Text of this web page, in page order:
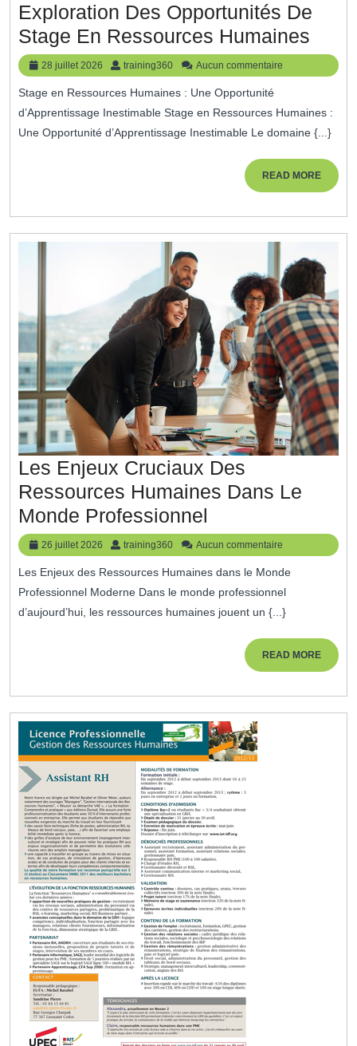
Exploration Des Opportunités De
Stage En Ressources Humaines
Des
De
En
28 juillet 2026
28
juillet
2026
training360 training360
Aucun commentaire
Stage en Ressources Humaines : Une Opportunité
d’Apprentissage Inestimable Stage en Ressources Humaines :
Une Opportunité d’Apprentissage Inestimable Le domaine {...}
READ MOREREAD
MORE
Les Enjeux Cruciaux Des
Ressources Humaines Dans Le
Monde Professionnel
Enjeux
Cruciaux
Des
Ressources
Humaines
Dans
Professionnel
26 juillet 2026
26
juillet
2026
training360 training360
Aucun commentaire
Les Enjeux des Ressources Humaines dans le Monde
Professionnel Moderne Dans le monde professionnel
d’aujourd’hui, les ressources humaines jouent un {...}
READ MOREREAD
MORE